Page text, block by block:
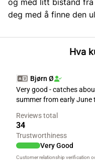
og med litt bistand
deg med å finne den
Hva